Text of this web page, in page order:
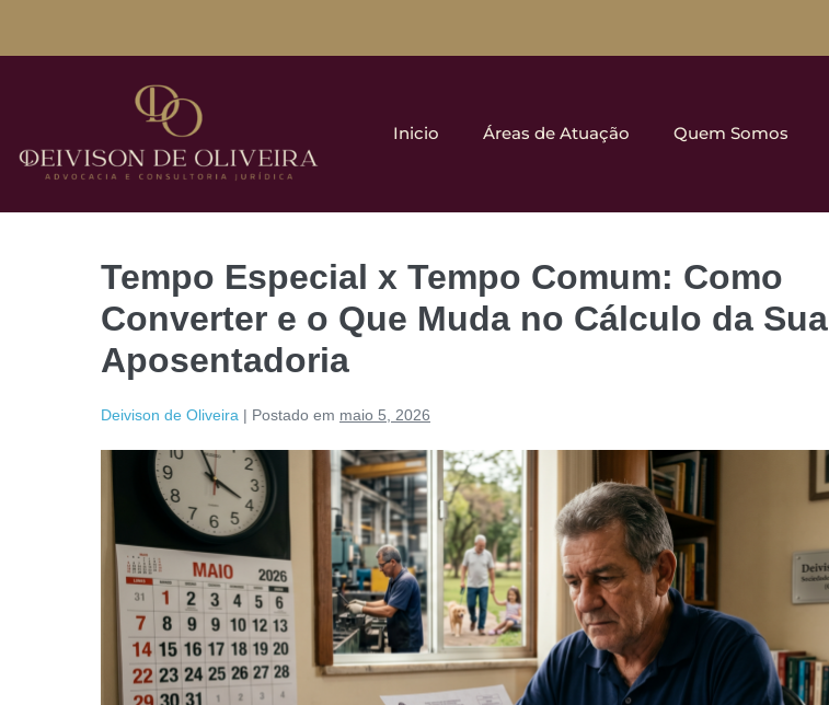
Inicio Áreas de Atuação Quem Somos
Tempo Especial x Tempo Comum: Como
Converter e o Que Muda no Cálculo da Sua
Aposentadoria
Deivison de Oliveira | Postado em maio 5, 2026